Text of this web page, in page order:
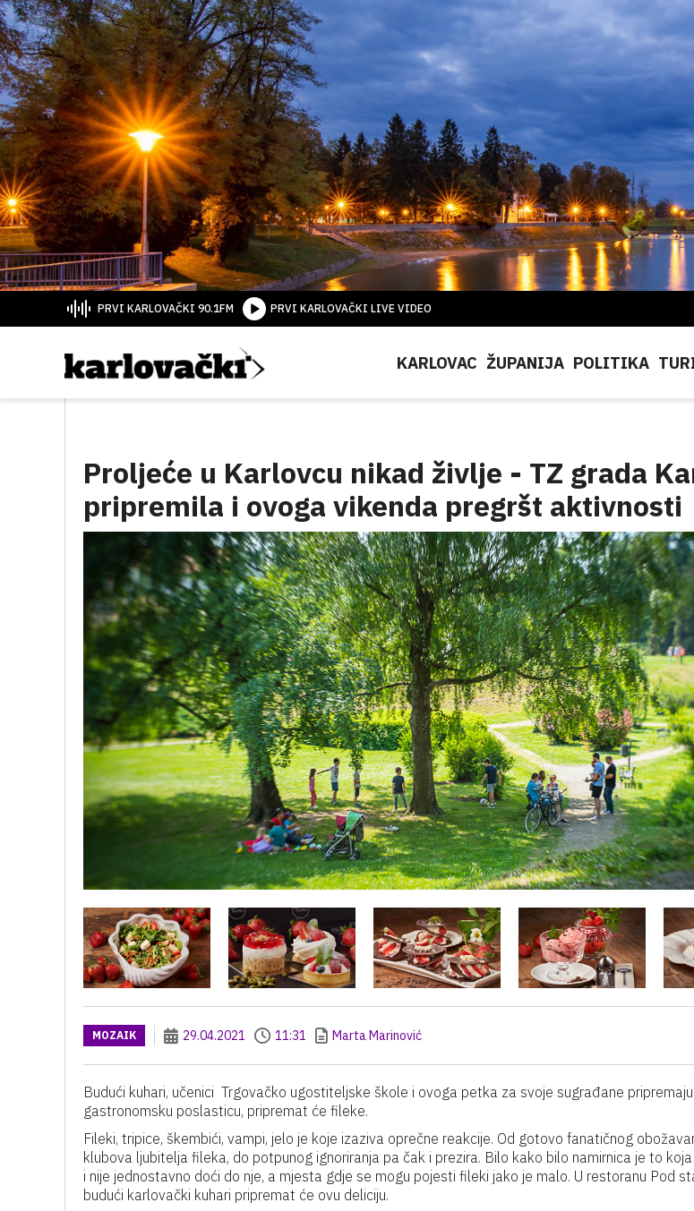
PRVI KARLOVAČKI 90.1FM PRVI KARLOVAČKI LIVE VIDEO
KARLOVAC ŽUPANIJA POLITIKA
Proljeće u Karlovcu nikad življe - TZ grada
pripremila i ovoga vikenda pregršt aktivnosti
MOZAIK 29.04.2021 11:31 Marta Marinović
Budući kuhari, učenici Trgovačko ugostiteljske škole i ovoga petka za svoje sugrađane
gastronomsku poslasticu, pripremat će fileke.
Fileki, tripice, škembići, vampi, jelo je koje izaziva oprečne reakcije. Od gotovo fanatičnog
klubova ljubitelja fileka, do potpunog ignoriranja pa čak i prezira. Bilo kako bilo namirnica je to
i nije jednostavno doći do nje, a mjesta gdje se mogu pojesti fileki jako je malo. U restoranu Pod
budući karlovački kuhari pripremat će ovu deliciju.